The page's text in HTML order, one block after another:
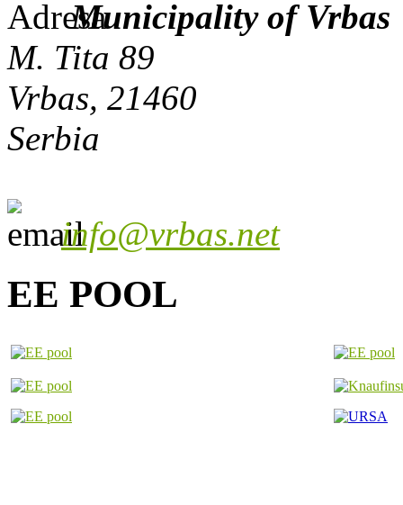
Municipality of Vrbas
M. Tita 89
Vrbas, 21460
Serbia
info@vrbas.net
EE POOL